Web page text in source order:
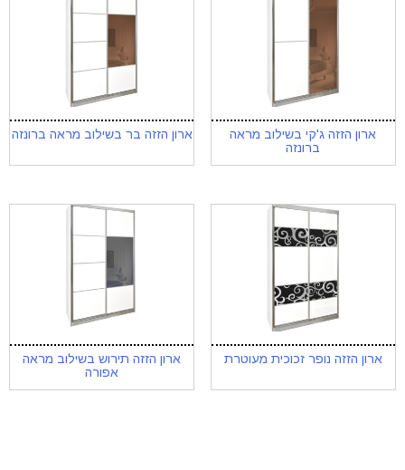
ארון הזזה ג'קי בשילוב מראה
ברונזה
ארון הזזה בר בשילוב מראה ברונזה
ארון הזזה נופר זכוכית מעוטרת
ארון הזזה תירוש בשילוב מראה
אפורה